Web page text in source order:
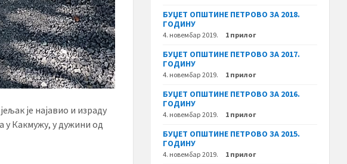
је најавио и израду
Какмужу, у дужини од
БУЏЕТ ОПШТИНЕ ПЕТРОВО ЗА 2018.
ГОДИНУ
4. новембар 2019. 1 прилог
БУЏЕТ ОПШТИНЕ ПЕТРОВО ЗА 2017.
ГОДИНУ
4. новембар 2019. 1 прилог
БУЏЕТ ОПШТИНЕ ПЕТРОВО ЗА 2016.
ГОДИНУ
4. новембар 2019. 1 прилог
БУЏЕТ ОПШТИНЕ ПЕТРОВО ЗА 2015.
ГОДИНУ
4. новембар 2019. 1 прилог